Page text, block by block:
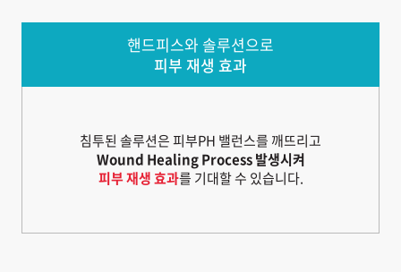
핸드피스와 솔루션으로
피부 재생 효과
침투된 솔루션은 피부PH 밸런스를 깨뜨리고
Wound Healing Process 발생시켜
피부 재생 효과를 기대할 수 있습니다.